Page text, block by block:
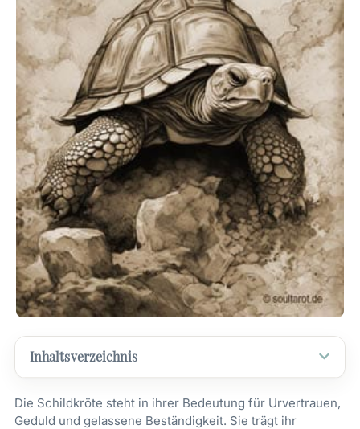
Inhaltsverzeichnis
Die Schildkröte steht in ihrer Bedeutung für Urvertrauen,
Geduld und gelassene Beständigkeit. Sie trägt ihr